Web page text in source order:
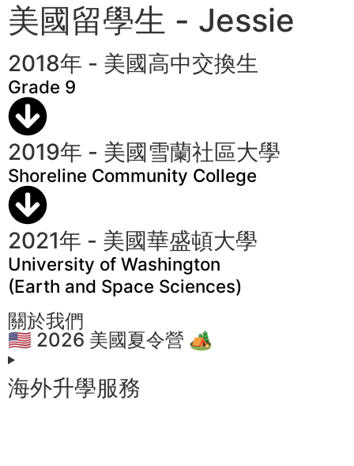
美國留學生 - Jessie
2018年 - 美國高中交換生
Grade 9
2019年 - 美國雪蘭社區大學
Shoreline Community College
2021年 - 美國華盛頓大學
University of Washington
(Earth and Space Sciences)
關於我們
🇺🇸 2026 美國夏令營 🏕️
海外升學服務